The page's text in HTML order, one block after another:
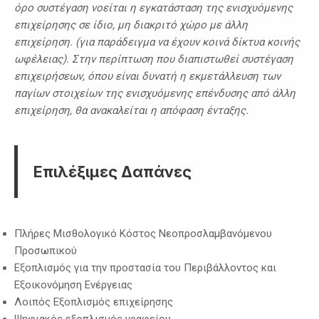
όρο συστέγαση νοείται η εγκατάσταση της ενισχυόμενης
επιχείρησης σε ίδιο, μη διακριτό χώρο με άλλη
επιχείρηση. (για παράδειγμα να έχουν κοινά δίκτυα κοινής
ωφέλειας). Στην περίπτωση που διαπιστωθεί συστέγαση
επιχειρήσεων, όπου είναι δυνατή η εκμετάλλευση των
παγίων στοιχείων της ενισχυόμενης επένδυσης από άλλη
επιχείρηση, θα ανακαλείται η απόφαση ένταξης.
Επιλέξιμες Δαπάνες
Πλήρες Μισθολογικό Κόστος Νεοπροσλαμβανόμενου
Προσωπικού
Εξοπλισμός για την προστασία του Περιβάλλοντος και
Εξοικονόμηση Ενέργειας
Λοιπός Εξοπλισμός επιχείρησης